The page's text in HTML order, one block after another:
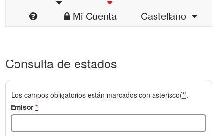
Mi Cuenta
Castellano
Consulta de estados
Los campos obligatorios están marcados con asterisco(*).
Emisor*